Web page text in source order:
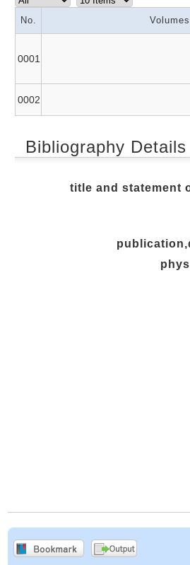
No. Volumes
0001
0002
Bibliography Details
title and statement